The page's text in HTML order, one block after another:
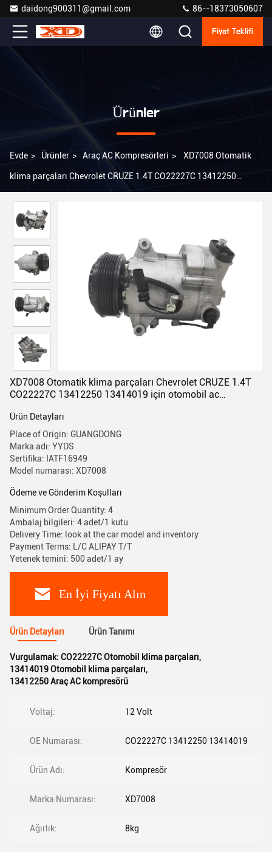
daidong900311@gmail.com 86--18373050607
Fiyat Teklifi
Ürünler
Evde > Ürünler > Araç AC Kompresörleri > XD7008 Otomatik
klima parçaları Chevrolet CRUZE 1.4T CO22227C 13412250
XD7008 Otomatik klima parçaları Chevrolet CRUZE 1.4T
CO22227C 13412250 13414019 için otomobil ac
Ürün Detayları
Place of Origin: GUANGDONG
Marka adı: YYDS
Sertifika: IATF16949
Model numarası: XD7008
Ödeme ve Gönderim Koşulları
Minimum Order Quantity: 4
Ambalaj bilgileri: 4 adet/1 kutu
Delivery Time: look at the car model and inventory
Payment Terms: L/C ALIPAY T/T
Yetenek temini: 500 adet/1 ay
En İyi Fiyatı Alın
Ürün Detayları Ürün Tanımı
Vurgulamak: CO22227C Otomobil klima parçaları,
13414019 Otomobil klima parçaları,
13412250 Araç AC kompresörü
Voltaj: 12 Volt
OE Numarası: CO22227C 13412250 13414019
Ürün Adı: Kompresör
Marka Numarası: XD7008
Ağırlık: 8kg